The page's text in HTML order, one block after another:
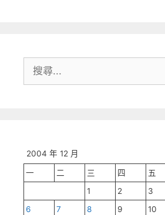
尋:
2004 年 12 月
一 二 三 四 五
1
2 3
6
7 8 9 10